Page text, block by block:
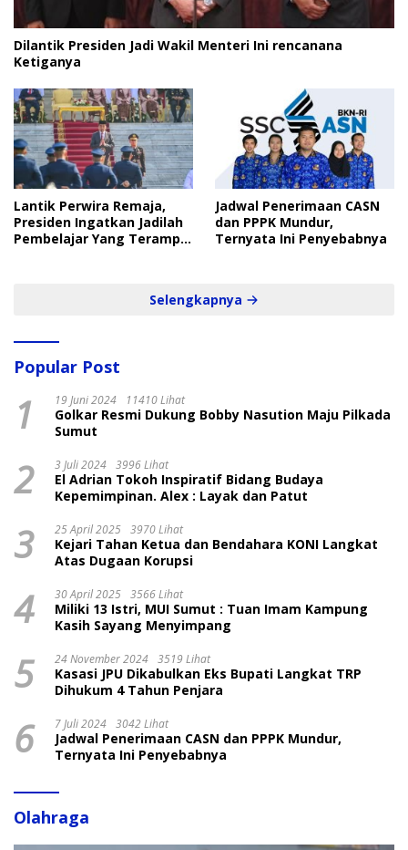
Dilantik Presiden Jadi Wakil Menteri Ini rencanana
Ketiganya
Lantik Perwira Remaja,
Presiden Ingatkan Jadilah
Pembelajar Yang Terampil
Jadwal Penerimaan CASN
dan PPPK Mundur,
Ternyata Ini Penyebabnya
Selengkapnya
Popular Post
1 19 Juni 2024 11410 Lihat
Golkar Resmi Dukung Bobby Nasution Maju Pilkada
Sumut
2 3 Juli 2024 3996 Lihat
El Adrian Tokoh Inspiratif Bidang Budaya
Kepemimpinan. Alex : Layak dan Patut
3 25 April 2025 3970 Lihat
Kejari Tahan Ketua dan Bendahara KONI Langkat
Atas Dugaan Korupsi
4 30 April 2025 3566 Lihat
Miliki 13 Istri, MUI Sumut : Tuan Imam Kampung
Kasih Sayang Menyimpang
5 24 November 2024 3519 Lihat
Kasasi JPU Dikabulkan Eks Bupati Langkat TRP
Dihukum 4 Tahun Penjara
6 7 Juli 2024 3042 Lihat
Jadwal Penerimaan CASN dan PPPK Mundur,
Ternyata Ini Penyebabnya
Olahraga